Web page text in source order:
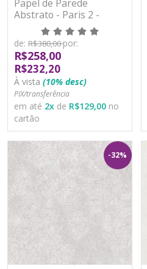
Papel de Parede
Abstrato - Paris 2 -
PA101404R - Vinílico -
TNT
de: R$380,00por:
R$258,00
R$232,20
À vista (10% desc)
PIX/transferência
em até 2x de R$129,00 no
cartão
-32%